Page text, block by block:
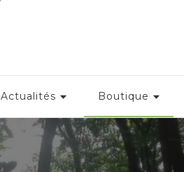
Actualités Boutique